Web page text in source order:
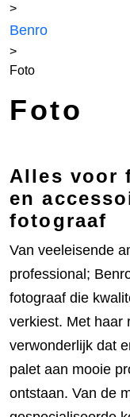
>
Benro
>
Foto
Foto
Alles voor
en
fotograaf
Van veeleisende
professional;
fotograaf die
verkiest. Met haar
verwonderlijk dat
palet aan mooie
ontstaan. Van de